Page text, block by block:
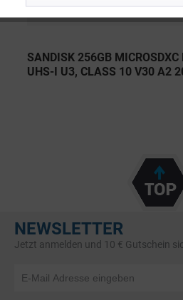
SANDISK 256GB MICROSDXC
UHS-I U3, CLASS 10 V30 A2
NEWSLETTER
Jetzt anmelden und 10 € Gutschein